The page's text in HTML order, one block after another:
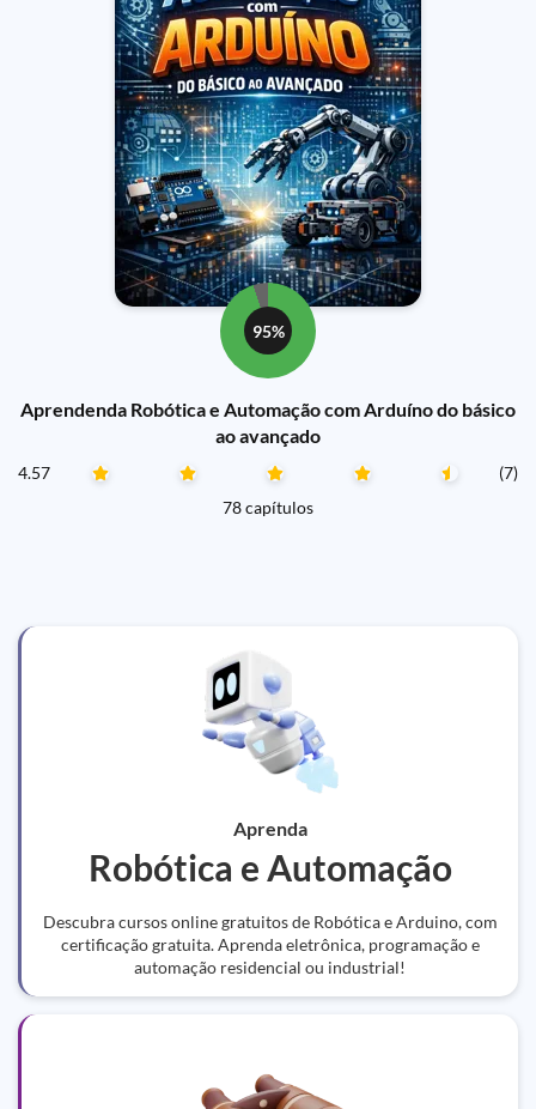
95%
Aprendenda Robótica e Automação com Arduíno do básico
ao avançado
4.57
(7)
78 capítulos
Aprenda
Robótica e Automação
Descubra cursos online gratuitos de Robótica e Arduino, com
certificação gratuita. Aprenda eletrônica, programação e
automação residencial ou industrial!